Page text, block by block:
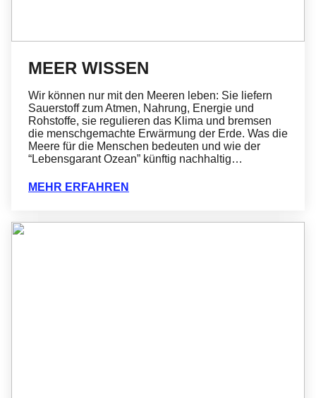
MEER WISSEN
Wir können nur mit den Meeren leben: Sie liefern
Sauerstoff zum Atmen, Nahrung, Energie und
Rohstoffe, sie regulieren das Klima und bremsen
die menschgemachte Erwärmung der Erde. Was die
Meere für die Menschen bedeuten und wie der
“Lebensgarant Ozean” künftig nachhaltig…
MEHR ERFAHREN